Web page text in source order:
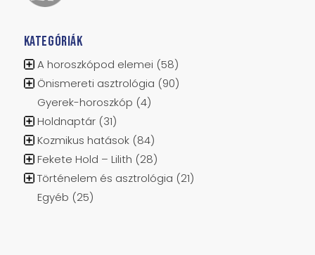
KATEGÓRIÁK
A horoszkópod elemei (58)
Önismereti asztrológia (90)
Gyerek-horoszkóp (4)
Holdnaptár(31)
Kozmikus hatások(84)
Fekete Hold – Lilith (28)
Történelem és asztrológia (21)
Egyéb (25)